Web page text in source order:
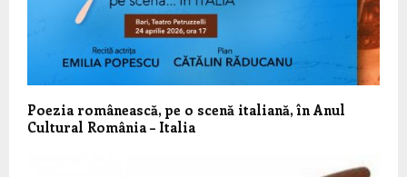
Poezia românească, pe o scenă italiană, în Anul
Cultural România – Italia